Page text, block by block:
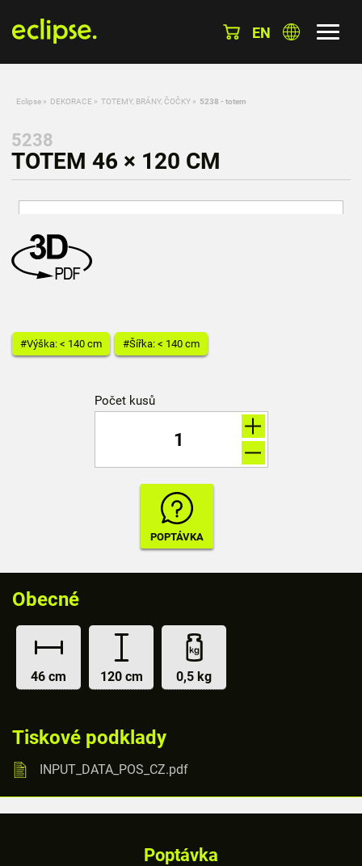
EN
Eclipse » DEKORACE » TOTEMY, BRÁNY, ČOČKY » 5238 - totem
5238
TOTEM 46 × 120 CM
#Výška: < 140 cm #Šířka: < 140 cm
Počet kusů
Obecné
46 cm 120 cm 0,5 kg
Tiskové podklady
INPUT_DATA_POS_CZ.pdf
Poptávka